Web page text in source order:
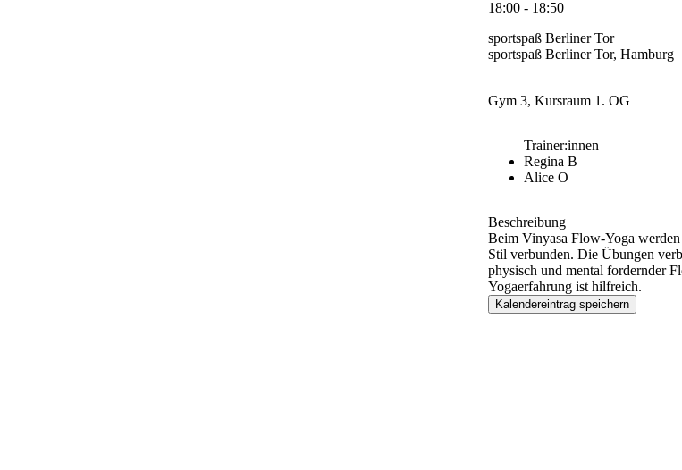
18:00 - 18:50
sportspaß Berliner Tor
sportspaß Berliner Tor, Hamburg
Gym 3, Kursraum 1. OG
Trainer:innen
Regina B
Alice O
Beschreibung
Beim Vinyasa Flow-Yoga
Stil verbunden. Die Übungen
physisch und mental fordernder
Yogaerfahrung ist hilfreich.
Kalendereintrag speichern